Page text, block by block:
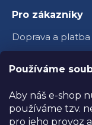
Používáme
Aby náš e-shop
používáme tzv.
pro jeho provoz
Pro zákazníky
Doprava a platba
Ambasador